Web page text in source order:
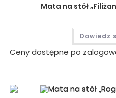
Mata na stół
Dowiedz
Ceny dostępne po